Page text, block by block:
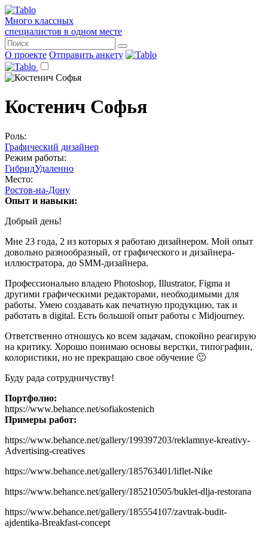
Много классных
специалистов в одном месте
О проекте Отправить анкету
Костенич Софья
Роль:
Графический дизайнер
Режим работы:
ГибридУдаленно
Место:
Ростов-на-Дону
Опыт и навыки:
Добрый день!
Мне 23 года, 2 из которых я работаю дизайнером. Мой опыт
довольно разнообразный, от графического и дизайнера-
иллюстратора, до SMM-дизайнера.
Профессионально владею Photoshop, Illustrator, Figma и
другими графическими редакторами, необходимыми для
работы. Умею создавать как печатную продукцию, так и
работать в digital. Есть большой опыт работы с Midjourney.
Ответственно отношусь ко всем задачам, спокойно реагирую
на критику. Хорошо понимаю основы верстки, типографии,
колористики, но не прекращаю свое обучение 🙂
Буду рада сотрудничуству!
Портфолио:
https://www.behance.net/sofiakostenich
Примеры работ:
https://www.behance.net/gallery/199397203/reklamnye-kreativy-
Advertising-creatives
https://www.behance.net/gallery/185763401/liflet-Nike
https://www.behance.net/gallery/185210505/buklet-dlja-restorana
https://www.behance.net/gallery/185554107/zavtrak-budit-
ajdentika-Breakfast-concept